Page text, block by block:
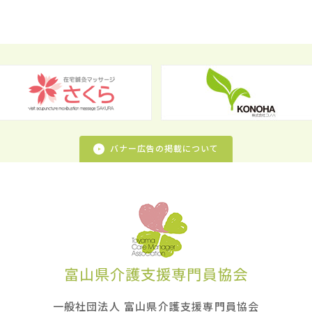
バナー広告の掲載について
一般社団法人 富山県介護支援専門員協会